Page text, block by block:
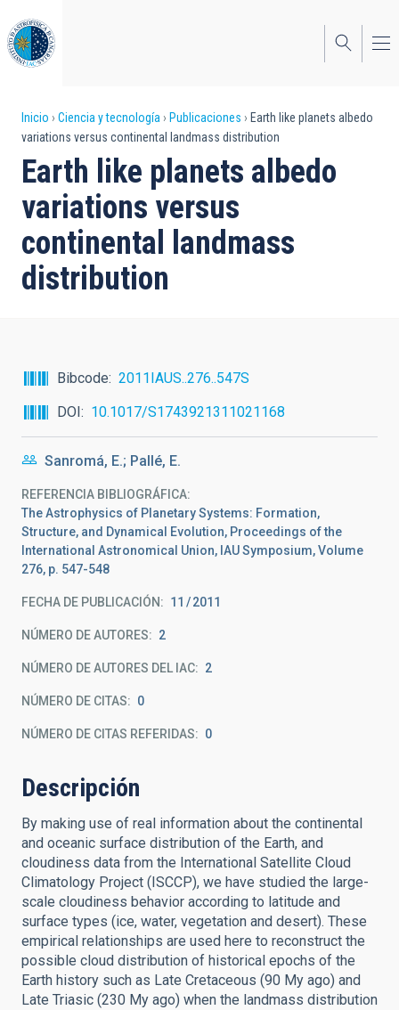
al
contenido
principal
Sobrescribir
enlaces
de
ayuda
a
la
Inicio Ciencia y tecnología Publicaciones
Earth like planets albedo
variations versus continental landmass distribution
Earth like planets albedo
variations versus
continental landmass
distribution
Bibcode
2011IAUS..276..547S
DOI
10.1017/S1743921311021168
Sanromá, E.; Pallé, E.
REFERENCIA BIBLIOGRÁFICA
The Astrophysics of Planetary Systems: Formation,
Structure, and Dynamical Evolution, Proceedings of the
International Astronomical Union, IAU Symposium, Volume
276, p. 547-548
FECHA DE PUBLICACIÓN: 11 2011
NÚMERO DE AUTORES 2
NÚMERO DE AUTORES DEL IAC 2
NÚMERO DE CITAS 0
NÚMERO DE CITAS REFERIDAS 0
Descripción
By making use of real information about the continental
and oceanic surface distribution of the Earth, and
cloudiness data from the International Satellite Cloud
Climatology Project (ISCCP), we have studied the large-
scale cloudiness behavior according to latitude and
surface types (ice, water, vegetation and desert). These
empirical relationships are used here to reconstruct the
possible cloud distribution of historical epochs of the
Earth history such as Late Cretaceous (90 My ago) and
Late Triasic (230 My ago) when the landmass distribution